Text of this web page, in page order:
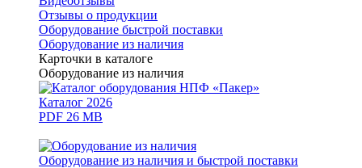
Отзывы о продукции
Оборудование быстрой поставки
Оборудование из наличия
Карточки в каталоге
Оборудование из наличия
Каталог 2026
PDF 26 MB
Оборудование из наличия и быстрой поставки